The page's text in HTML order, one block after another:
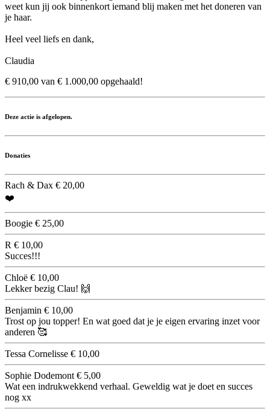
weet kun jij ook binnenkort iemand blij maken met het doneren van
je haar.
Heel veel liefs en dank,
Claudia
€ 910,00 van € 1.000,00 opgehaald!
Deze actie is afgelopen.
Donaties
Rach & Dax € 20,00
❤️
Boogie € 25,00
R € 10,00
Succes!!!
Chloë € 10,00
Lekker bezig Clau! 🙌
Benjamin € 10,00
Trost op jou topper! En wat goed dat je je eigen ervaring inzet voor
anderen 🥰
Tessa Cornelisse € 10,00
Sophie Dodemont € 5,00
Wat een indrukwekkend verhaal. Geweldig wat je doet en succes
nog xx